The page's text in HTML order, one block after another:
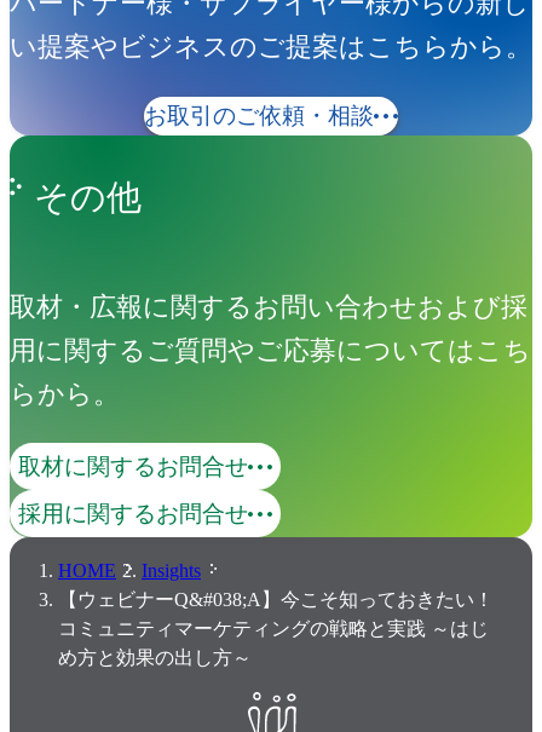
い提案やビジネスのご提案はこちらから。
お取引のご依頼・相談
その他
取材・広報に関するお問い合わせおよび採
用に関するご質問やご応募についてはこち
らから。
取材に関するお問合せ
採用に関するお問合せ
HOME
Insights
【ウェビナーQ&#038;A】今こそ知っておきたい！
コミュニティマーケティングの戦略と実践 ～はじ
め方と効果の出し方～